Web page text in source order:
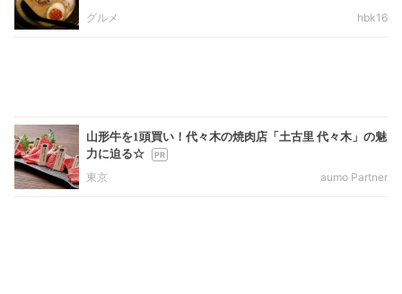
グルメ
hbk16
山形牛を1頭買い！代々木の焼肉店「土古里 代々木」の魅
力に迫る☆
東京
aumo Partner